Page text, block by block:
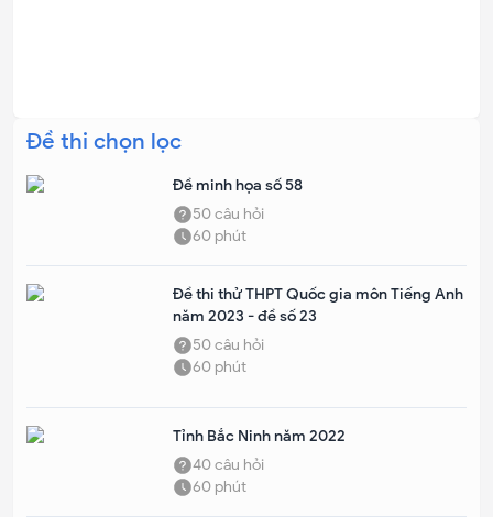
Đề thi chọn lọc
Đề minh họa số 58
50câu hỏi
60 phút
Đề thi thử THPT Quốc gia môn Tiếng Anh
năm 2023 - đề số 23
50câu hỏi
60 phút
Tỉnh Bắc Ninh năm 2022
40câu hỏi
60 phút